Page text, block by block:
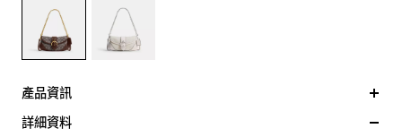
產品資訊
詳細資料